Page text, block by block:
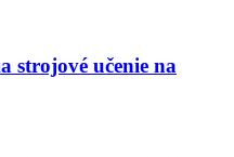
strojové učenie na